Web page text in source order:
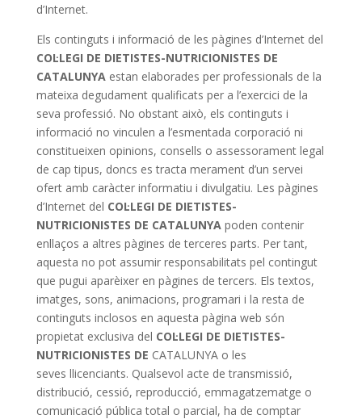
d’Internet.
Els continguts i informació de les pàgines d’Internet del
COL·LEGI DE DIETISTES-NUTRICIONISTES DE
CATALUNYA estan elaborades per professionals de la
mateixa degudament qualificats per a l’exercici de la
seva professió. No obstant això, els continguts i
informació no vinculen a l’esmentada corporació ni
constitueixen opinions, consells o assessorament legal
de cap tipus, doncs es tracta merament d’un servei
ofert amb caràcter informatiu i divulgatiu. Les pàgines
d’Internet del COL·LEGI DE DIETISTES-
NUTRICIONISTES DE CATALUNYA poden contenir
enllaços a altres pàgines de terceres parts. Per tant,
aquesta no pot assumir responsabilitats pel contingut
que pugui aparèixer en pàgines de tercers. Els textos,
imatges, sons, animacions, programari i la resta de
continguts inclosos en aquesta pàgina web són
propietat exclusiva del COL·LEGI DE DIETISTES-
NUTRICIONISTES DE CATALUNYA o les
seves llicenciants. Qualsevol acte de transmissió,
distribució, cessió, reproducció, emmagatzematge o
comunicació pública total o parcial, ha de comptar